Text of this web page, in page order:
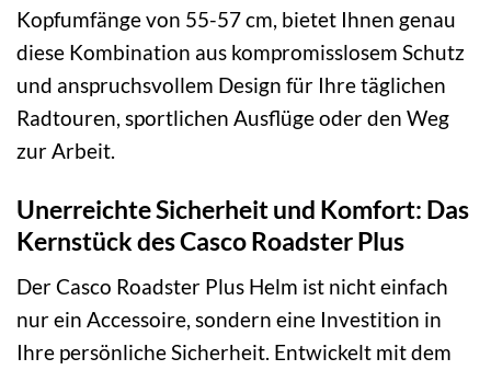
Kopfumfänge von 55-57 cm, bietet Ihnen genau
diese Kombination aus kompromisslosem Schutz
und anspruchsvollem Design für Ihre täglichen
Radtouren, sportlichen Ausflüge oder den Weg
zur Arbeit.
Unerreichte Sicherheit und Komfort: Das
Kernstück des Casco Roadster Plus
Der Casco Roadster Plus Helm ist nicht einfach
nur ein Accessoire, sondern eine Investition in
Ihre persönliche Sicherheit. Entwickelt mit dem